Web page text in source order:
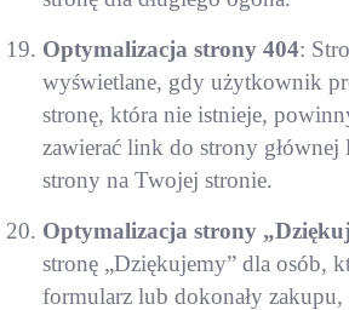
Optymalizacja strony 404:
wyświetlane, gdy użytkownik
stronę, która nie istnieje,
zawierać link do strony
strony na Twojej stronie.
Optymalizacja strony
stronę „Dziękujemy” dla osób,
formularz lub dokonały zakupu,